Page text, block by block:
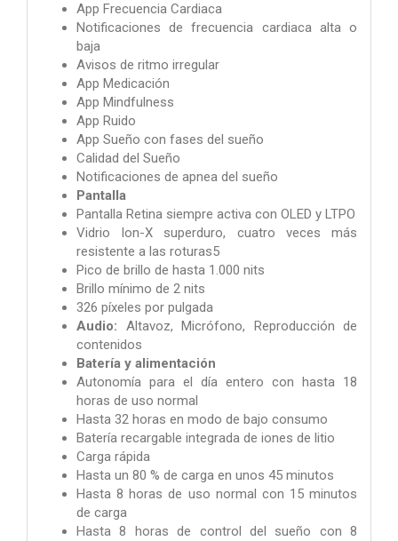
App Frecuencia Cardiaca
Notificaciones de frecuencia cardiaca alta o
baja
Avisos de ritmo irregular
App Medicación
App Mindfulness
App Ruido
App Sueño con fases del sueño
Calidad del Sueño
Notificaciones de apnea del sueño
Pantalla
Pantalla Retina siempre activa con OLED y LTPO
Vidrio Ion-X superduro, cuatro veces más
resistente a las roturas5
Pico de brillo de hasta 1.000 nits
Brillo mínimo de 2 nits
326 píxeles por pulgada
Audio: Altavoz, Micrófono, Reproducción de
contenidos
Batería y alimentación
Autonomía para el día entero con hasta 18
horas de uso normal
Hasta 32 horas en modo de bajo consumo
Batería recargable integrada de iones de litio
Carga rápida
Hasta un 80 % de carga en unos 45 minutos
Hasta 8 horas de uso normal con 15 minutos
de carga
Hasta 8 horas de control del sueño con 8